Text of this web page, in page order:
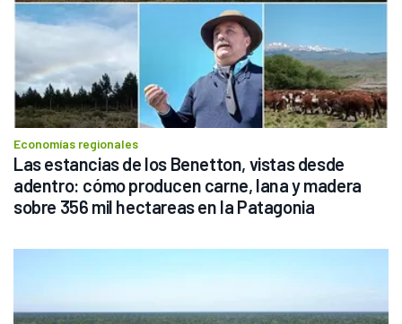
Economías regionales
Las estancias de los Benetton, vistas desde
adentro: cómo producen carne, lana y madera
sobre 356 mil hectareas en la Patagonia